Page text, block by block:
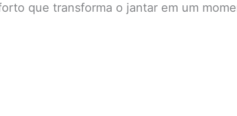
que transforma o jantar em um